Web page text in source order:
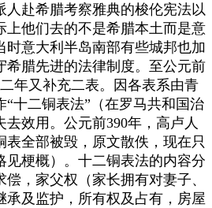
人赴希腊考察雅典的梭伦宪法以
上他们去的不是希腊本土而是意
时意大利半岛南部有些城邦也加
希腊先进的法律制度。至公元前
年又补充二表。因各表系由青
十二铜表法”（在罗马共和国治
效用。公元前390年，高卢人
表全部被毁，原文散佚，现在只
见梗概）。十二铜表法的内容分
，家父权（家长拥有对妻子、
承及监护，所有权及占有，房屋